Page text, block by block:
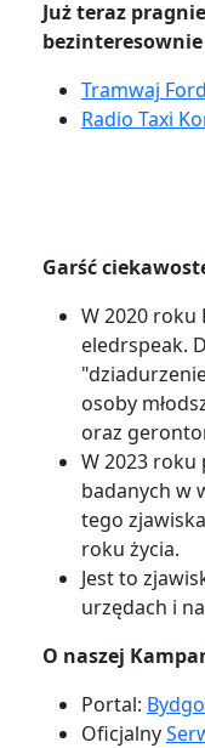
Już teraz
Tramwaj
Radio Taxi
Garść
W 2020 roku
eledrspeak.
osoby
oraz
W 2023
badanych w
tego
roku życia.
Jest to
urzędach i
O naszej
Portal:
Oficjalny